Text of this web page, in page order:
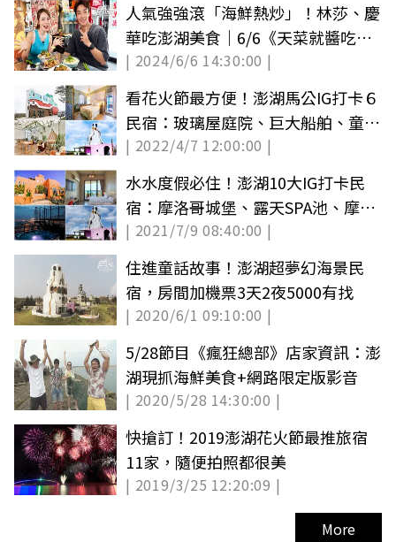
人氣強強滾「海鮮熱炒」！林莎、慶
華吃澎湖美食｜6/6《天菜就醬吃》
店家資訊
| 2024/6/6 14:30:00 |
看花火節最方便！澎湖馬公IG打卡６
民宿：玻璃屋庭院、巨大船舶、童話
旋轉屋
| 2022/4/7 12:00:00 |
水水度假必住！澎湖10大IG打卡民
宿：摩洛哥城堡、露天SPA池、摩西
分海第一排
| 2021/7/9 08:40:00 |
住進童話故事！澎湖超夢幻海景民
宿，房間加機票3天2夜5000有找
| 2020/6/1 09:10:00 |
5/28節目《瘋狂總部》店家資訊：澎
湖現抓海鮮美食+網路限定版影音
| 2020/5/28 14:30:00 |
快搶訂！2019澎湖花火節最推旅宿
11家，隨便拍照都很美
| 2019/3/25 12:20:09 |
More